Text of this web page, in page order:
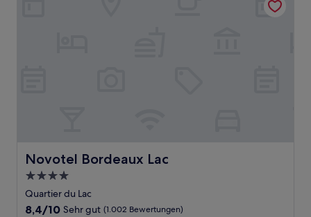
Novotel Bordeaux Lac
Novotel Bordeaux Lac
4.0-
Sterne-
Unterkunft
Quartier du Lac
8.4
8,4/10 Sehr gut (1.002 Bewertungen)